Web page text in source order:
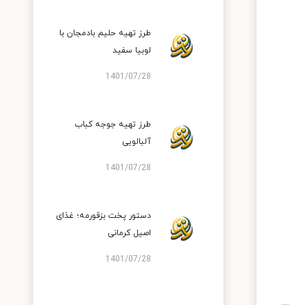
طرز تهیه حلیم بادمجان با
لوبیا سفید
1401/07/28
طرز تهیه جوجه کباب
آلبالویی
1401/07/28
دستور پخت بزقورمه؛ غذای
اصیل کرمانی
1401/07/28